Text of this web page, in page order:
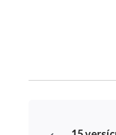
Obedecei a
vos seria útil.